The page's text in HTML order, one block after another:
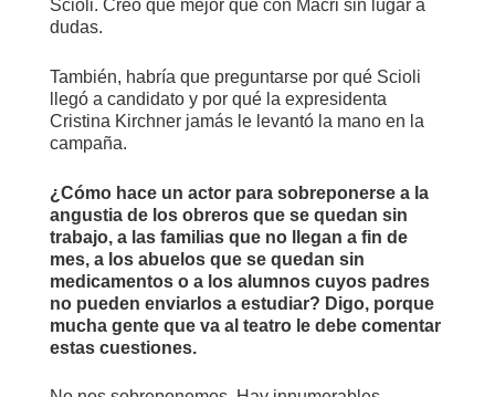
Scioli. Creo que mejor que con Macri sin lugar a
dudas.
También, habría que preguntarse por qué Scioli
llegó a candidato y por qué la expresidenta
Cristina Kirchner jamás le levantó la mano en la
campaña.
¿Cómo hace un actor para sobreponerse a la
angustia de los obreros que se quedan sin
trabajo, a las familias que no llegan a fin de
mes, a los abuelos que se quedan sin
medicamentos o a los alumnos cuyos padres
no pueden enviarlos a estudiar? Digo, porque
mucha gente que va al teatro le debe comentar
estas cuestiones.